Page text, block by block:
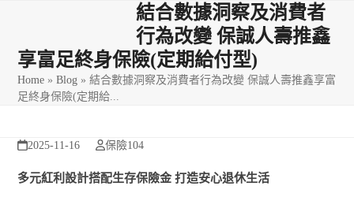
menu
menu
結合數據洞察及消費者
行為改變 保誠人壽推鑫
享富足終身保險(定期給付型)
Home »Blog »結合數據洞察及消費者行為改變 保誠人壽推鑫享富
足終身保險(定期給...
2025-11-16 保險104
多元紅利設計搭配生存保險金 打造安心退休生活